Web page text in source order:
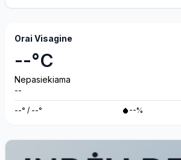
Orai Visagine
--°C
Nepasiekiama
--
--° / --° --%